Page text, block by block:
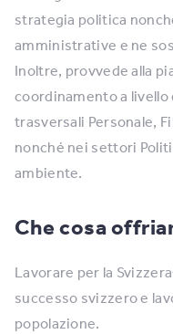
strategia politica
amministrative e ne
Inoltre, provvede alla
coordinamento a
trasversali Personale,
nonché nei settori
ambiente.
Che cosa
Lavorare per la
successo svizzero e
popolazione.